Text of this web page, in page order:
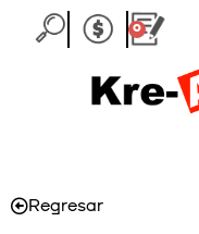
0
Carrito
Regresar